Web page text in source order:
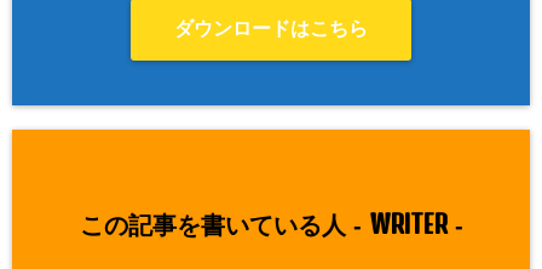
ダウンロードはこちら
この記事を書いている人 - WRITER-